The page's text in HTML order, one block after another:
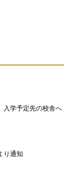
入学予定先の校舎へ
り通知